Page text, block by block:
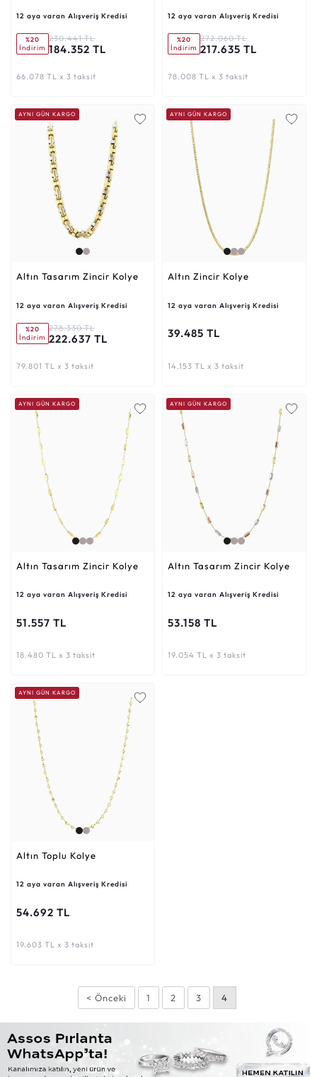
12 aya varan Alışveriş Kredisi
%20
İndirim
230.441 TL
184.352 TL
66.078 TL x 3 taksit
12 aya varan Alışveriş Kredisi
%20
İndirim
272.060 TL
217.635 TL
78.008 TL x 3 taksit
AYNI GÜN KARGO
Altın Tasarım Zincir Kolye
12 aya varan Alışveriş Kredisi
%20
İndirim
278.330 TL
222.637 TL
79.801 TL x 3 taksit
AYNI GÜN KARGO
Altın Zincir Kolye
12 aya varan Alışveriş Kredisi
39.485 TL
14.153 TL x 3 taksit
AYNI GÜN KARGO
Altın Tasarım Zincir Kolye
12 aya varan Alışveriş Kredisi
51.557 TL
18.480 TL x 3 taksit
AYNI GÜN KARGO
Altın Tasarım Zincir Kolye
12 aya varan Alışveriş Kredisi
53.158 TL
19.054 TL x 3 taksit
AYNI GÜN KARGO
Altın Toplu Kolye
12 aya varan Alışveriş Kredisi
54.692 TL
19.603 TL x 3 taksit
< Önceki 1 2 3 4